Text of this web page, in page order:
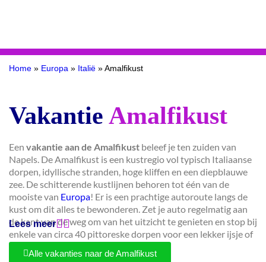
Home » Europa » Italië » Amalfikust
Vakantie Amalfikust
Een vakantie aan de Amalfikust beleef je ten zuiden van
Napels. De Amalfikust is een kustregio vol typisch Italiaanse
dorpen, idyllische stranden, hoge kliffen en een diepblauwe
zee. De schitterende kustlijnen behoren tot één van de
mooiste van Europa! Er is een prachtige autoroute langs de
kust om dit alles te bewonderen. Zet je auto regelmatig aan
de kant van de weg om van het uitzicht te genieten en stop bij
enkele van circa 40 pittoreske dorpen voor een lekker ijsje of
een wijntje op het terras.
Lees meer
Alle vakanties naar de Amalfikust